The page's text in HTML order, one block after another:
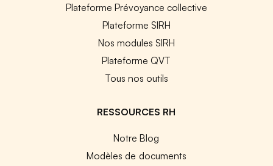
Plateforme Prévoyance collective
Plateforme SIRH
Nos modules SIRH
Plateforme QVT
Tous nos outils
RESSOURCES RH
Notre Blog
Modèles de documents